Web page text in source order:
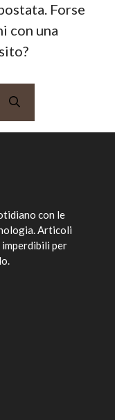
Forse
con una
con le
Articoli
per